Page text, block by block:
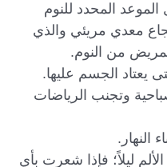
الموعد المحدد للنوم
معدي مريئي والذي
من النوم.
يعتاد الجسم عليها.
وتجنب الرياضات
النهار.
ليلاً؛ فإذا شعرت بأي